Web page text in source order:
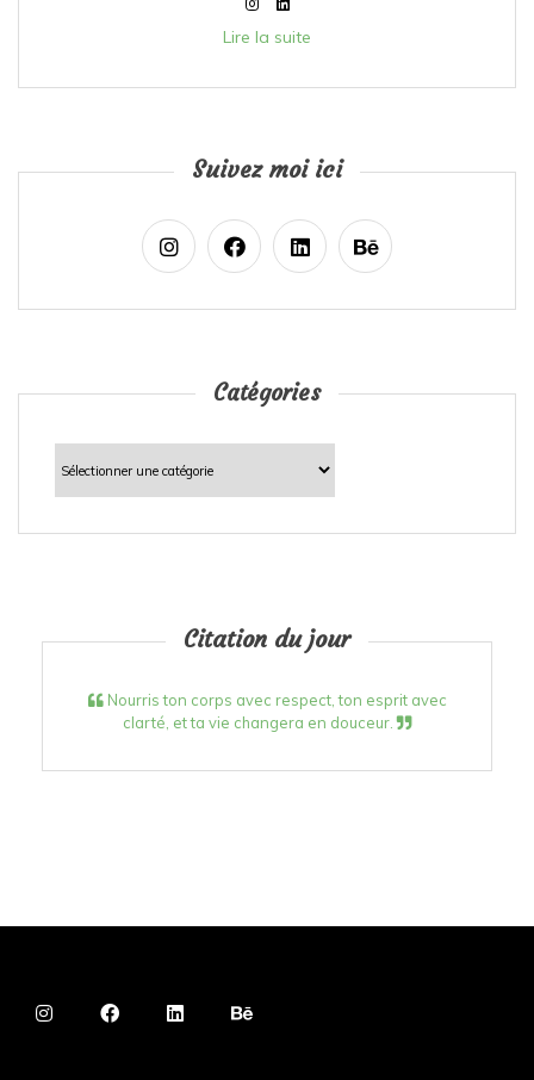
Lire la suite
Suivez moi ici
Catégories
Catégories
Citation du jour
Nourris ton corps avec respect, ton esprit avec
clarté, et ta vie changera en douceur.